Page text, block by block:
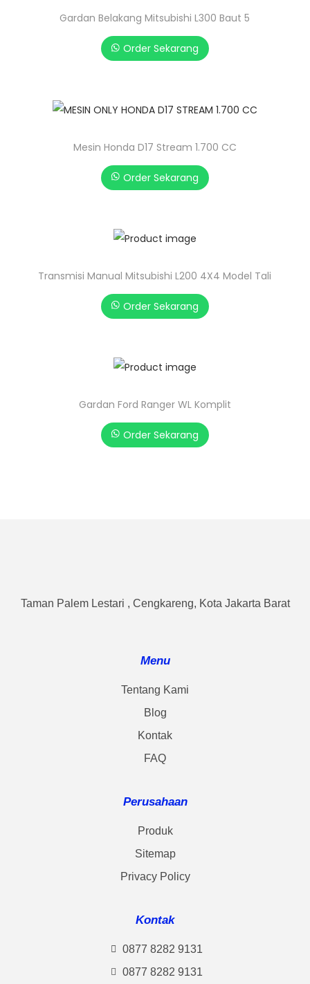
Gardan Belakang Mitsubishi L300 Baut 5
Order Sekarang
Mesin Honda D17 Stream 1.700 CC
Order Sekarang
Transmisi Manual Mitsubishi L200 4X4 Model Tali
Order Sekarang
Gardan Ford Ranger WL Komplit
Order Sekarang
Taman Palem Lestari , Cengkareng, Kota Jakarta Barat
Menu
Tentang Kami
Blog
Kontak
FAQ
Perusahaan
Produk
Sitemap
Privacy Policy
Kontak
0877 8282 9131
0877 8282 9131